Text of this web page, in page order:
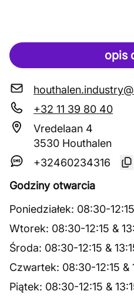
opis
+32 11 39 80 40
Vredelaan 4
3530 Houthalen
+32460234316
Godziny otwarcia
Poniedziałek: 08:30-12:15
Wtorek: 08:30-12:15 &
Środa: 08:30-12:15 &
Czwartek: 08:30-12:15 &
Piątek: 08:30-12:15 &